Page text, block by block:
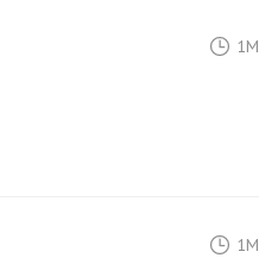
1M
1M